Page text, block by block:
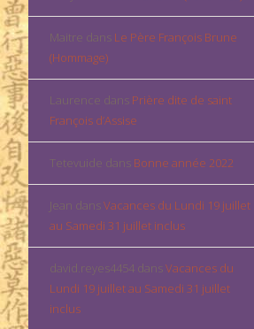
Maitre dans Le Père François Brune
(Hommage)
Laurence dans Prière dite de saint
François d’Assise
Tetevuide dans Bonne année 2022
Jean dansVacances du Lundi 19 juillet
au Samedi 31 juillet inclus
david.reyes4454 dansVacances du
Lundi 19 juillet au Samedi 31 juillet
inclus